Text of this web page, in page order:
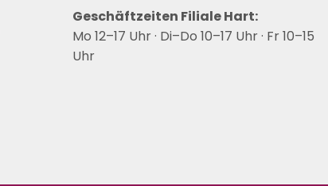
der
Produktseite
gewählt
Geschäftzeiten Filiale Hart:
Mo 12–17 Uhr · Di–Do 10–17 Uhr · Fr 10–15
Uhr